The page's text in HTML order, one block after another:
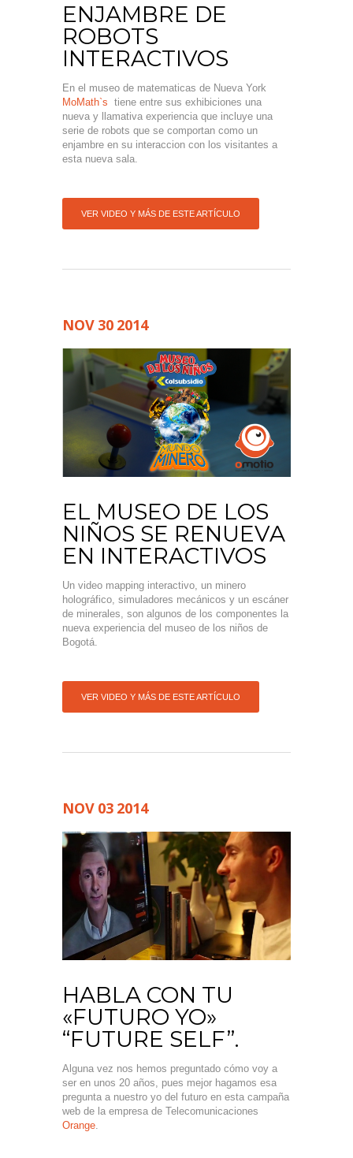
ENJAMBRE DE
ROBOTS
INTERACTIVOS
En el museo de matematicas de Nueva York
MoMath`s tiene entre sus exhibiciones una
nueva y llamativa experiencia que incluye una
serie de robots que se comportan como un
enjambre en su interaccion con los visitantes a
esta nueva sala.
VER VIDEO Y MÁS DE ESTE ARTÍCULO
NOV 30 2014
EL MUSEO DE LOS
NIÑOS SE RENUEVA
EN INTERACTIVOS
Un video mapping interactivo, un minero
holográfico, simuladores mecánicos y un escáner
de minerales, son algunos de los componentes la
nueva experiencia del museo de los niños de
Bogotá.
VER VIDEO Y MÁS DE ESTE ARTÍCULO
NOV 03 2014
HABLA CON TU
«FUTURO YO»
“FUTURE SELF”.
Alguna vez nos hemos preguntado cómo voy a
ser en unos 20 años, pues mejor hagamos esa
pregunta a nuestro yo del futuro en esta campaña
web de la empresa de Telecomunicaciones
Orange.